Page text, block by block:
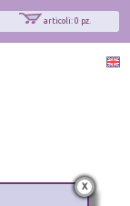
articoli: 0 pz.
x